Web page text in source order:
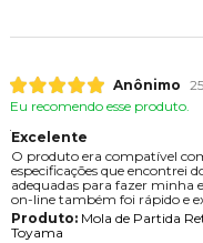
Anônimo
Eu recomendo esse produto.
Excelente
O produto era compatível
especificações que encontrei
adequadas para fazer minha
on-line também foi rápido e
Produto:Mola de Partida
Toyama